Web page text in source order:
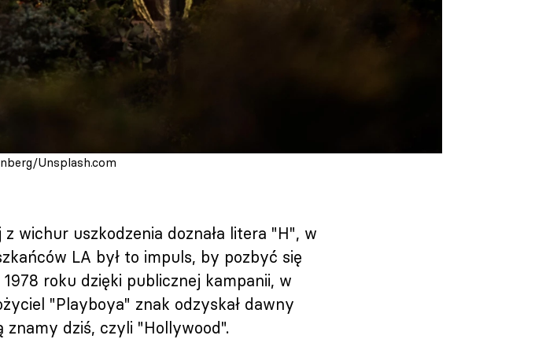
Unsplash.com
wichur uszkodzenia doznała litera "H", w
LA był to impuls, by pozbyć się
roku dzięki publicznej kampanii, w
"Playboya" znak odzyskał dawny
znamy dziś, czyli "Hollywood".